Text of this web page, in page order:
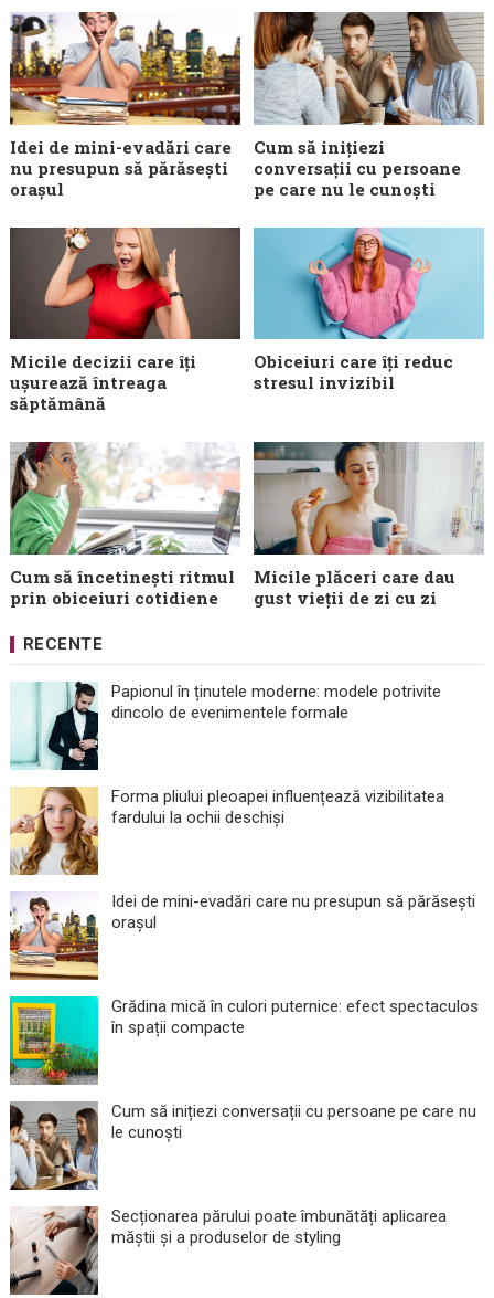
Idei de mini-evadări care
nu presupun să părăsești
orașul
Cum să inițiezi
conversații cu persoane
pe care nu le cunoști
Micile decizii care îți
ușurează întreaga
săptămână
Obiceiuri care îți reduc
stresul invizibil
Cum să încetinești ritmul
prin obiceiuri cotidiene
Micile plăceri care dau
gust vieții de zi cu zi
RECENTE
Papionul în ținutele moderne: modele potrivite
dincolo de evenimentele formale
Forma pliului pleoapei influențează vizibilitatea
fardului la ochii deschiși
Idei de mini-evadări care nu presupun să părăsești
orașul
Grădina mică în culori puternice: efect spectaculos
în spații compacte
Cum să inițiezi conversații cu persoane pe care nu
le cunoști
Secționarea părului poate îmbunătăți aplicarea
măștii și a produselor de styling